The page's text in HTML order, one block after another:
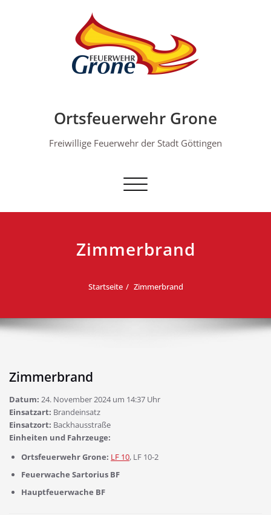
Ortsfeuerwehr Grone
Freiwillige Feuerwehr der Stadt Göttingen
Schalte Navigation
Zimmerbrand
Startseite Zimmerbrand
Zimmerbrand
Datum: 24. November 2024 um 14:37 Uhr
Einsatzart: Brandeinsatz
Einsatzort: Backhausstraße
Einheiten und Fahrzeuge:
Ortsfeuerwehr Grone: LF 10, LF 10-2
Feuerwache Sartorius BF
Hauptfeuerwache BF